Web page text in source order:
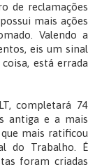
de reclamações
mais ações
Valendo a
eis um sinal
está errada
completará 74
antiga e a mais
mais ratificou
do Trabalho. É
foram criadas